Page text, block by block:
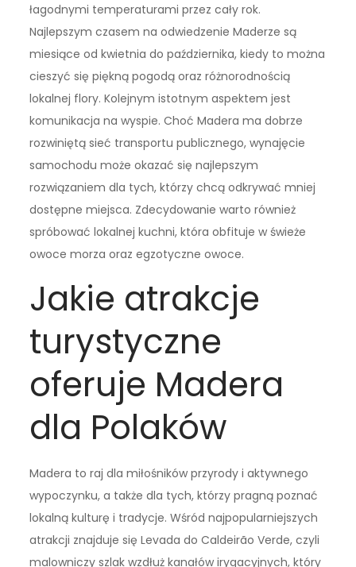
łagodnymi temperaturami przez cały rok.
Najlepszym czasem na odwiedzenie Maderze są
miesiące od kwietnia do października, kiedy to można
cieszyć się piękną pogodą oraz różnorodnością
lokalnej flory. Kolejnym istotnym aspektem jest
komunikacja na wyspie. Choć Madera ma dobrze
rozwiniętą sieć transportu publicznego, wynajęcie
samochodu może okazać się najlepszym
rozwiązaniem dla tych, którzy chcą odkrywać mniej
dostępne miejsca. Zdecydowanie warto również
spróbować lokalnej kuchni, która obfituje w świeże
owoce morza oraz egzotyczne owoce.
Jakie atrakcje
turystyczne
oferuje Madera
dla Polaków
Madera to raj dla miłośników przyrody i aktywnego
wypoczynku, a także dla tych, którzy pragną poznać
lokalną kulturę i tradycje. Wśród najpopularniejszych
atrakcji znajduje się Levada do Caldeirão Verde, czyli
malowniczy szlak wzdłuż kanałów irygacyjnych, który